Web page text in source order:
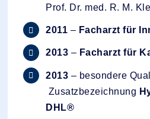
Prof. Dr. med. R. M.
2011 – Facharzt für
2013 – Facharzt für
2013 – besondere
Zusatzbezeichnung
DHL®